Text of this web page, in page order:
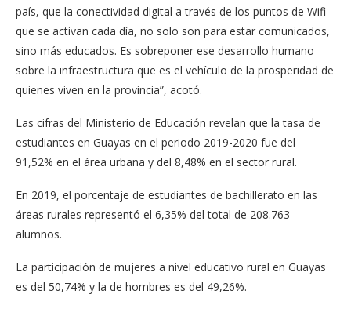
país, que la conectividad digital a través de los puntos de Wifi
que se activan cada día, no solo son para estar comunicados,
sino más educados. Es sobreponer ese desarrollo humano
sobre la infraestructura que es el vehículo de la prosperidad de
quienes viven en la provincia”, acotó.
Las cifras del Ministerio de Educación revelan que la tasa de
estudiantes en Guayas en el periodo 2019-2020 fue del
91,52% en el área urbana y del 8,48% en el sector rural.
En 2019, el porcentaje de estudiantes de bachillerato en las
áreas rurales representó el 6,35% del total de 208.763
alumnos.
La participación de mujeres a nivel educativo rural en Guayas
es del 50,74% y la de hombres es del 49,26%.